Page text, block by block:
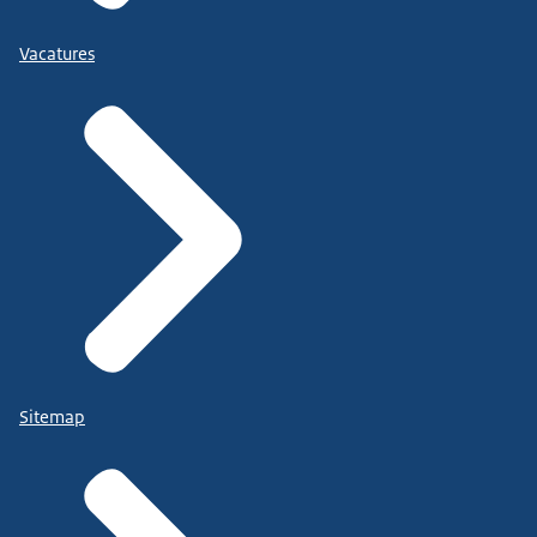
Vacatures
Sitemap